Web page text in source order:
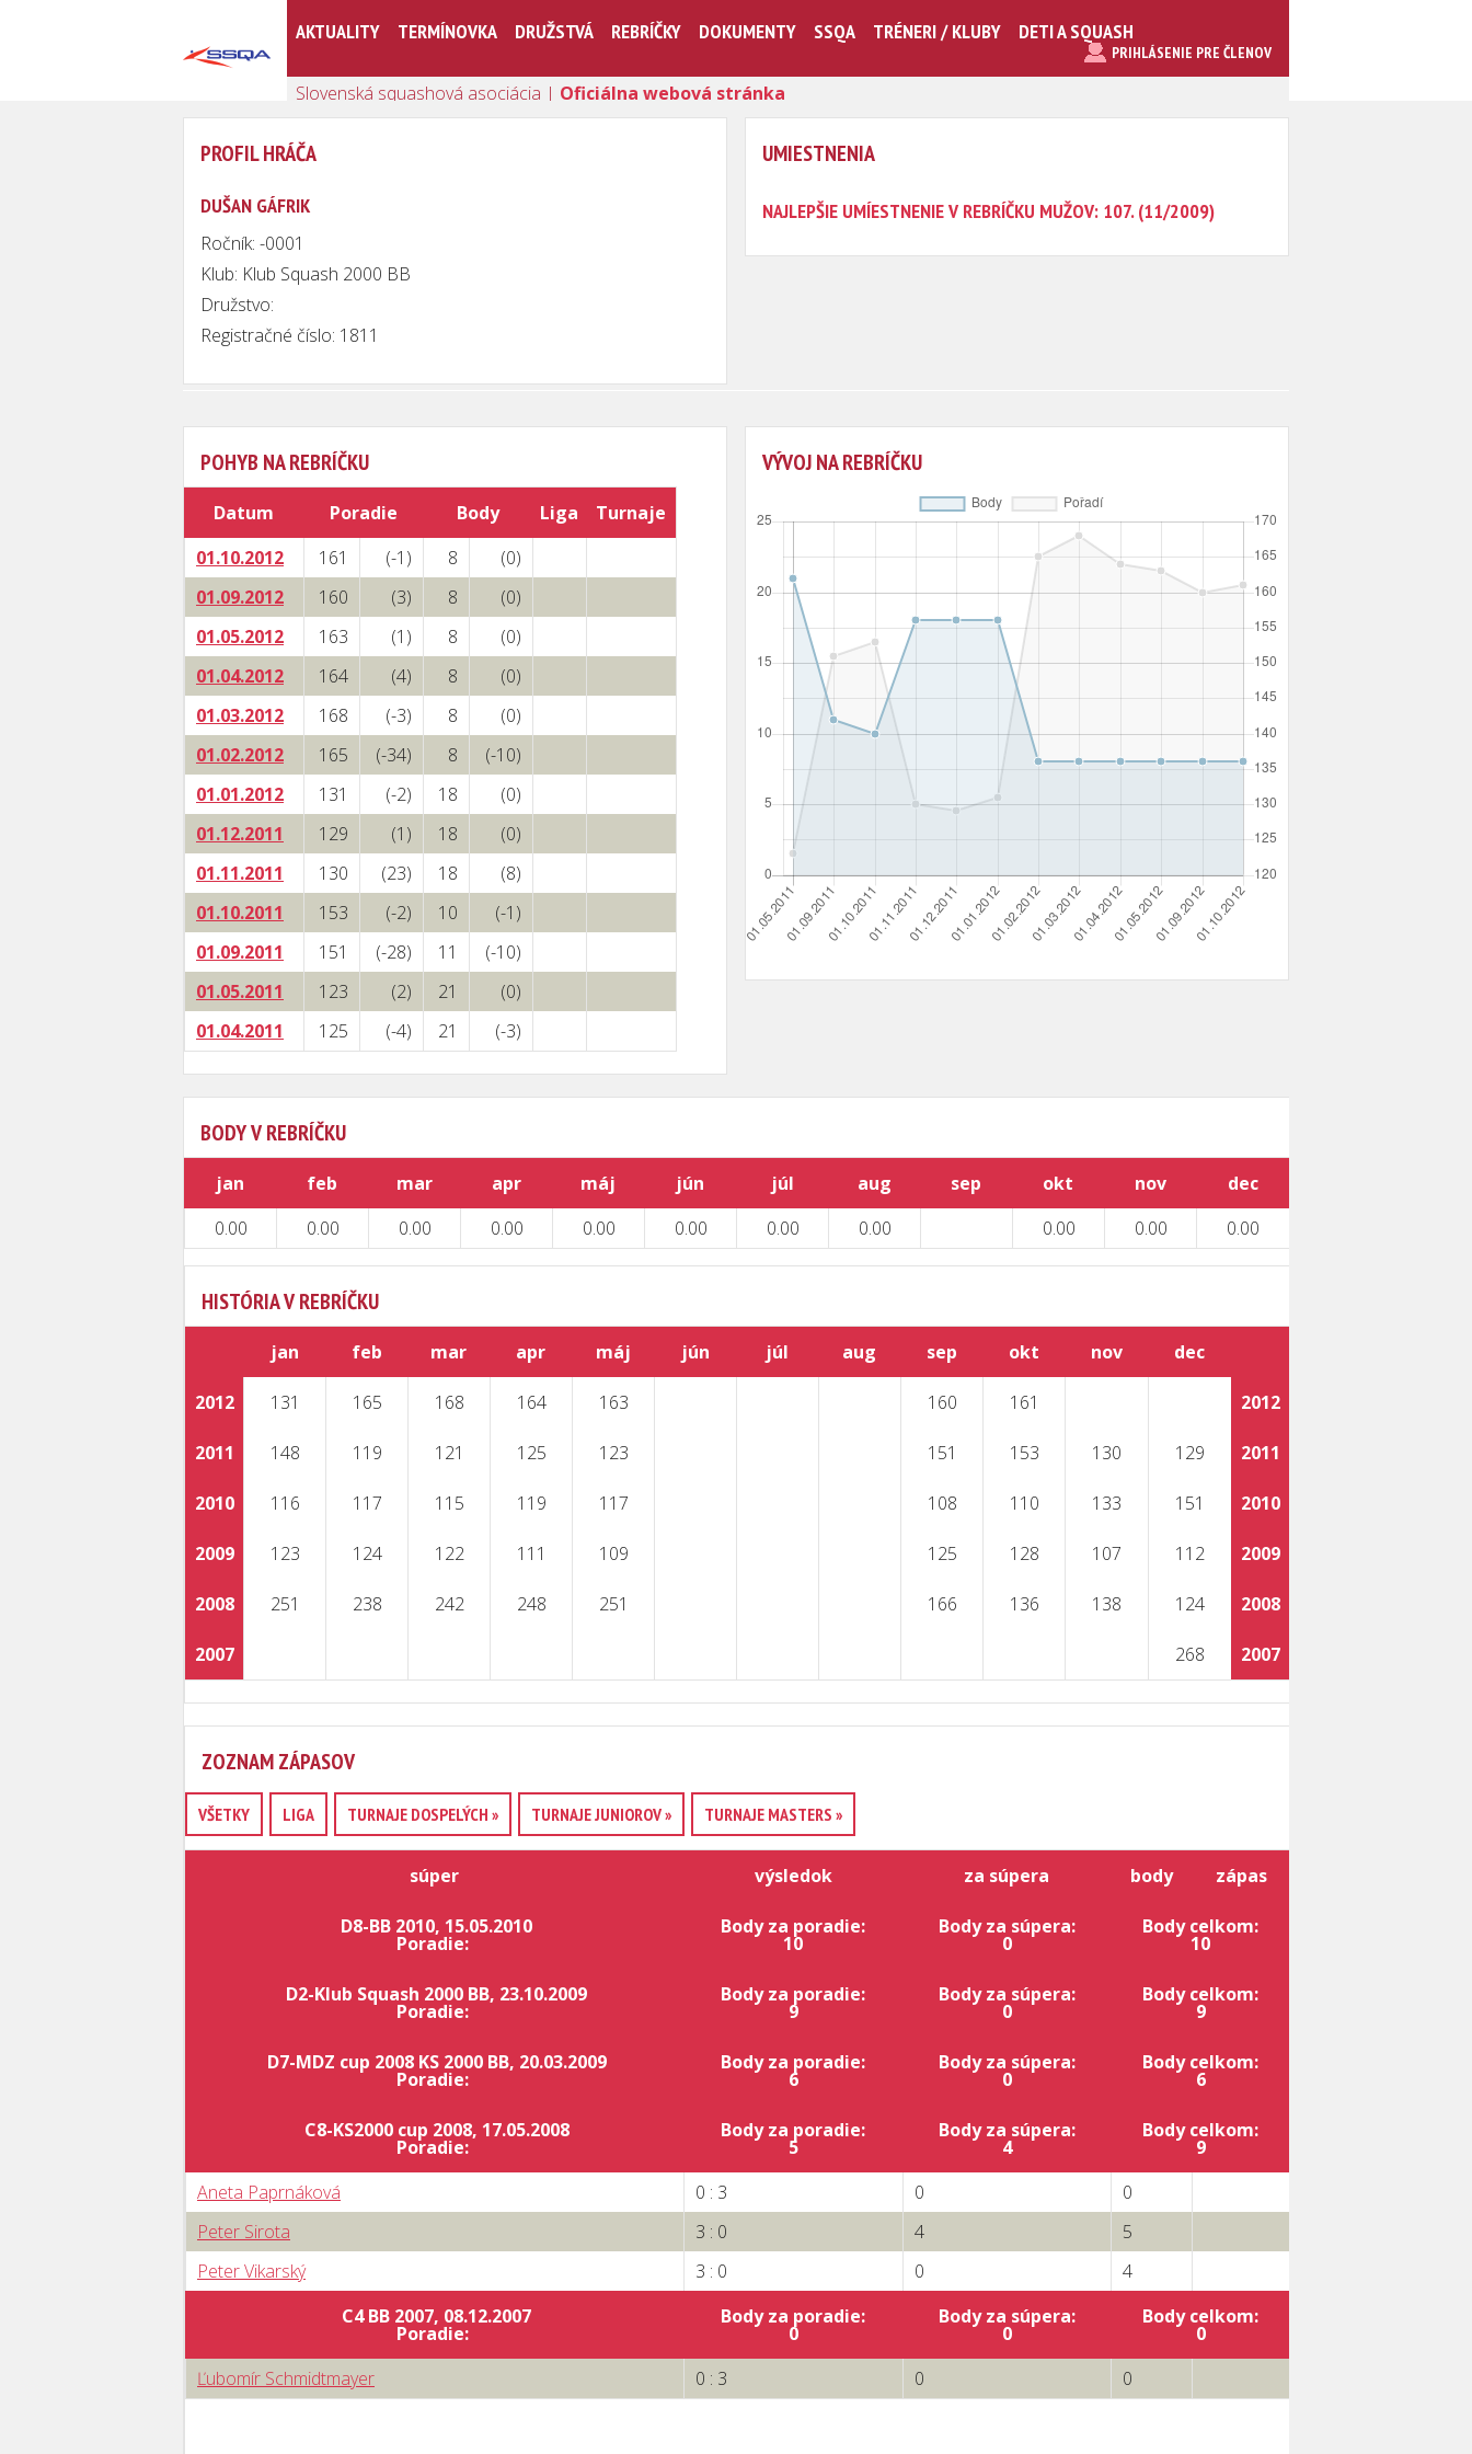
AKTUALITY TERMÍNOVKA DRUŽSTVÁ REBRÍČKY DOKUMENTY SSQA TRÉNERI / KLUBY DETI A SQUASH
PRIHLÁSENIE PRE ČLENOV
Slovenská squashová asociácia | Oficiálna webová stránka
PROFIL HRÁČA
DUŠAN GÁFRIK
Ročník: -0001
Klub: Klub Squash 2000 BB
Družstvo:
Registračné číslo: 1811
UMIESTNENIA
NAJLEPŠIE UMÍESTNENIE V REBRÍČKU MUŽOV: 107. (11/2009)
POHYB NA REBRÍČKU
Datum Poradie Body Liga
Turnaje
01.10.2012
161 (-1) 8
(0)
01.09.2012
160 (3) 8
(0)
01.05.2012
163 (1) 8
(0)
01.04.2012
164 (4) 8
(0)
01.03.2012
168 (-3) 8
(0)
01.02.2012
165 (-34) 8
(-10)
01.01.2012
131 (-2) 18
(0)
01.12.2011
129 (1) 18
(0)
01.11.2011
130 (23) 18
(8)
01.10.2011
153 (-2) 10
(-1)
01.09.2011
151 (-28) 11
(-10)
01.05.2011
123 (2) 21
(0)
01.04.2011
125 (-4) 21 (-3)
VÝVOJ NA REBRÍČKU
BODY V REBRÍČKU
jan feb mar apr máj jún júl aug sep okt nov
dec
0.00
0.00 0.00 0.00 0.00 0.00 0.00 0.00 0.00 0.00 0.00
HISTÓRIA V REBRÍČKU
jan feb mar apr máj jún júl aug sep okt nov dec
2012 131 165 168 164 163 160 161 2012
2011 148 119 121 125 123 151 153 130 129 2011
2010 116 117 115 119 117 108 110 133 151 2010
2009 123 124 122 111 109 125 128 107 112 2009
2008 251 238 242 248 251 166 136 138 124 2008
2007 268 2007
ZOZNAM ZÁPASOV
VŠETKY LIGA TURNAJE DOSPELÝCH » TURNAJE JUNIOROV » TURNAJE MASTERS »
súper výsledok za súpera body zápas
D8-BB 2010, 15.05.2010
Poradie:
Body za poradie:
10
Body za súpera:
0
Body celkom:
10
D2-Klub Squash 2000 BB, 23.10.2009
Poradie:
Body za poradie:
9
Body za súpera:
0
Body celkom:
9
D7-MDZ cup 2008 KS 2000 BB, 20.03.2009
Poradie:
Body za poradie:
6
Body za súpera:
0
Body celkom:
6
C8-KS2000 cup 2008, 17.05.2008
Poradie:
Body za poradie:
5
Body za súpera:
4
Body celkom:
9
Aneta Paprnáková
0 : 3 0
0
Peter Sirota
3 : 0 4
5
Peter Vikarský
3 : 0 0
4
C4 BB 2007, 08.12.2007
Poradie:
Body za poradie:
0
Body za súpera:
0
Body celkom:
0
Ľubomír Schmidtmayer
0 : 3 0 0